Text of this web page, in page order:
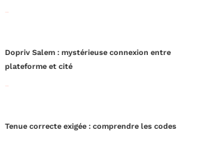
Dopriv Salem : mystérieuse connexion entre
plateforme et cité
Tenue correcte exigée : comprendre les codes